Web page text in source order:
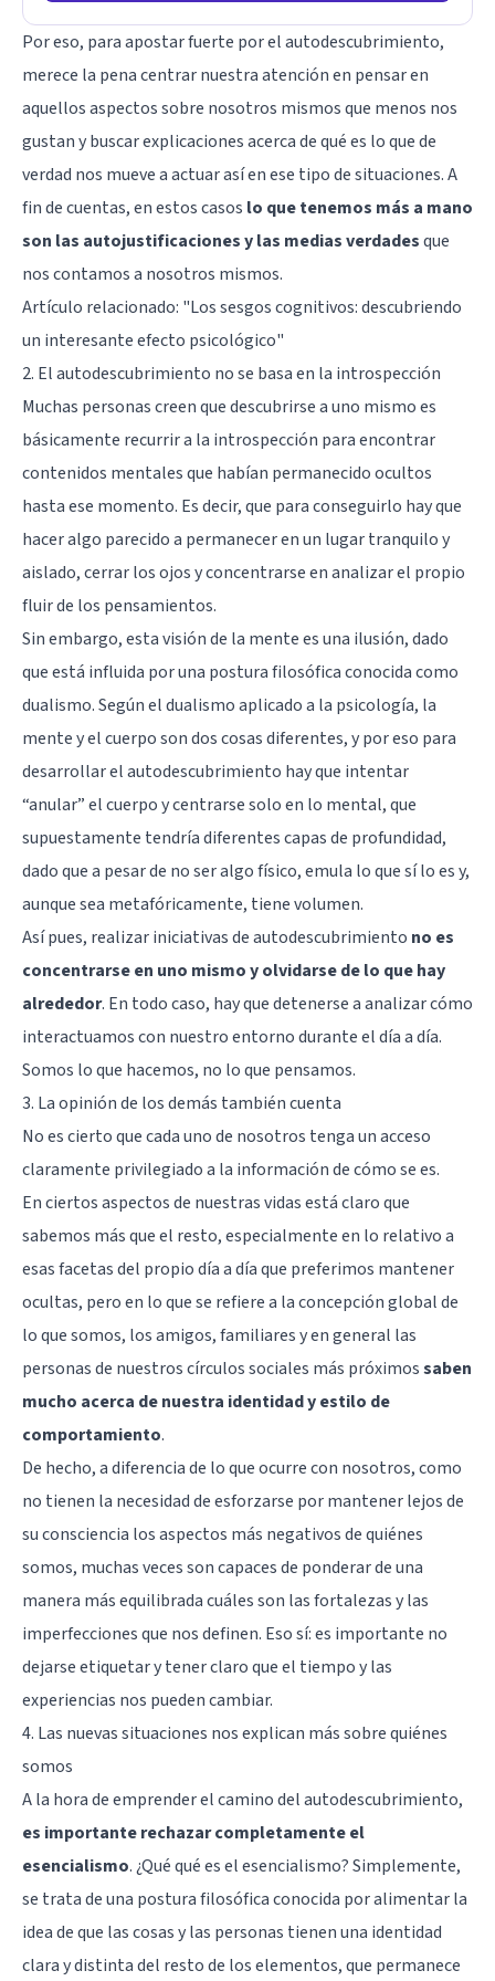
Por eso, para apostar fuerte por el autodescubrimiento,
merece la pena centrar nuestra atención en pensar en
aquellos aspectos sobre nosotros mismos que menos nos
gustan y buscar explicaciones acerca de qué es lo que de
verdad nos mueve a actuar así en ese tipo de situaciones. A
fin de cuentas, en estos casos lo que tenemos más a mano
son las autojustificaciones y las medias verdadesque
nos contamos a nosotros mismos.
Artículo relacionado: "Los sesgos cognitivos: descubriendo
un interesante efecto psicológico"
2. El autodescubrimiento no se basa en la introspección
Muchas personas creen que descubrirse a uno mismo es
básicamente recurrir a la introspección para encontrar
contenidos mentales que habían permanecido ocultos
hasta ese momento. Es decir, que para conseguirlo hay que
hacer algo parecido a permanecer en un lugar tranquilo y
aislado, cerrar los ojos y concentrarse en analizar el propio
fluir de los pensamientos.
Sin embargo, esta visión de la mente es una ilusión, dado
que está influida por una postura filosófica conocida como
dualismo. Segúnel dualismo aplicado a la psicología, la
mente y el cuerpo son dos cosas diferentes, y por eso para
desarrollar el autodescubrimiento hay que intentar
“anular” el cuerpo y centrarse solo en lo mental, que
supuestamente tendría diferentes capas de profundidad,
dado que a pesar de no ser algo físico, emula lo que sí lo es y,
aunque sea metafóricamente, tiene volumen.
Así pues, realizar iniciativas de autodescubrimiento no es
concentrarse en uno mismo y olvidarse de lo que hay
alrededor. En todo caso, hay que detenerse a analizar cómo
interactuamos con nuestro entorno durante el día a día.
Somos lo que hacemos, no lo que pensamos.
3. La opinión de los demás también cuenta
No es cierto que cada uno de nosotros tenga un acceso
claramente privilegiado a la información de cómo se es.
En ciertos aspectos de nuestras vidas está claro que
sabemos más que el resto, especialmente en lo relativo a
esas facetas del propio día a día que preferimos mantener
ocultas, pero en lo que se refiere a la concepción global de
lo que somos, los amigos, familiares y en general las
personas de nuestros círculos sociales más próximossaben
mucho acerca de nuestra identidad y estilo de
comportamiento.
De hecho, a diferencia de lo que ocurre con nosotros, como
no tienen la necesidad de esforzarse por mantener lejos de
su consciencia los aspectos más negativos de quiénes
somos, muchas veces son capaces de ponderar de una
manera más equilibrada cuáles son las fortalezas y las
imperfecciones que nos definen. Eso sí: es importante no
dejarse etiquetar y tener claro que el tiempo y las
experiencias nos pueden cambiar.
4. Las nuevas situaciones nos explican más sobre quiénes
somos
A la hora de emprender el camino del autodescubrimiento,
es importante rechazar completamente el
esencialismo. ¿Qué qué es el esencialismo? Simplemente,
se trata de una postura filosófica conocida por alimentar la
idea de que las cosas y las personas tienen una identidad
clara y distinta del resto de los elementos, que permanece